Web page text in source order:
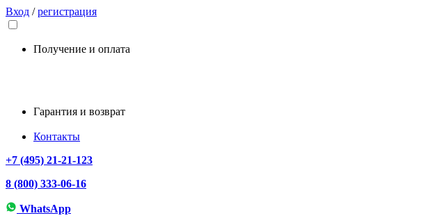
Вход /регистрация
Получение и оплата
Гарантия и возврат
Контакты
+7 (495) 21-21-123
8 (800) 333-06-16
WhatsApp